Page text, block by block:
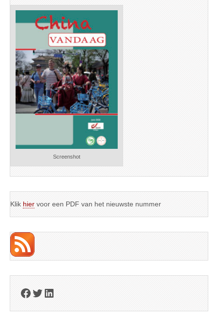
Screenshot
Klik hier voor een PDF van het nieuwste nummer
Facebook
Twitter
LinkedIn